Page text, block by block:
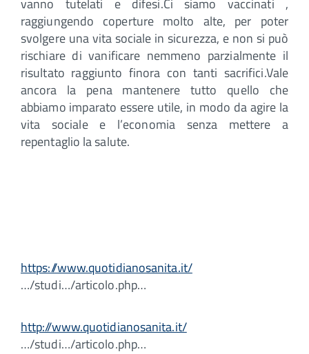
raggiungendo coperture molto alte, per poter
svolgere una vita sociale in sicurezza, e non si può
rischiare di vanificare nemmeno parzialmente il
risultato raggiunto finora con tanti sacrifici.Vale
ancora la pena mantenere tutto quello che
abbiamo imparato essere utile, in modo da agire la
vita sociale e l’economia senza mettere a
repentaglio la salute.
https://www.quotidianosanita.it/
…/studi…/articolo.php…
http://www.quotidianosanita.it/
…/studi…/articolo.php…